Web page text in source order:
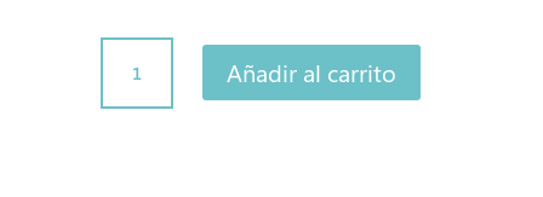
cantidad
Añadir al carrito